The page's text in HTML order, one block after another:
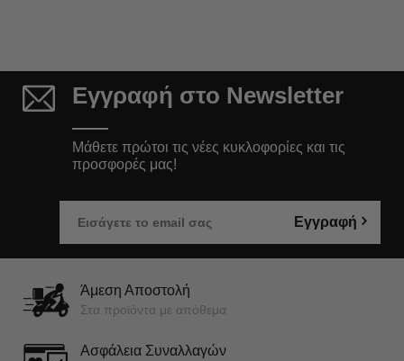
Εγγραφή στο Newsletter
Μάθετε πρώτοι τις νέες κυκλοφορίες και τις
προσφορές μας!
Εγγραφή
Άμεση Αποστολή
Στα προϊόντα με απόθεμα
Ασφάλεια Συναλλαγών